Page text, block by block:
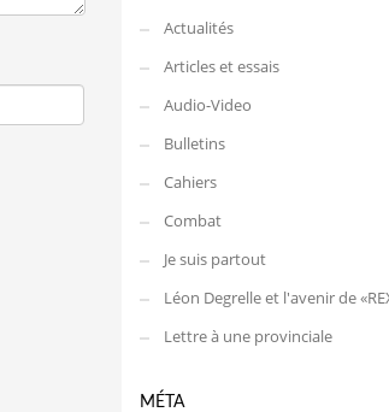
Actualités
Articles et essais
Audio-Video
Bulletins
Cahiers
Combat
Je suis partout
Léon Degrelle et l'avenir de
Lettre à une provinciale
MÉTA